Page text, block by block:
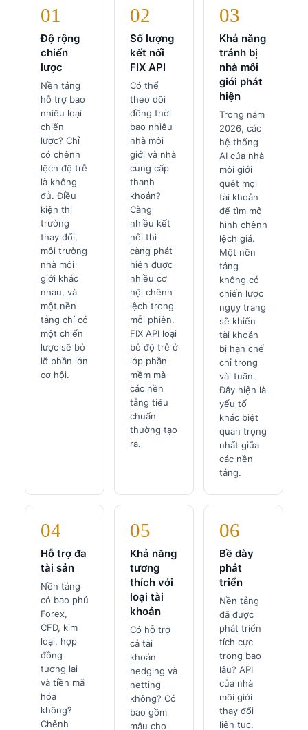
01
Độ rộng
chiến
lược
Nền tảng
hỗ trợ bao
nhiêu loại
chiến
lược? Chỉ
có chênh
lệch độ trễ
là không
đủ. Điều
kiện thị
trường
thay đổi,
môi trường
nhà môi
giới khác
nhau, và
một nền
tảng chỉ có
một chiến
lược sẽ bỏ
lỡ phần lớn
cơ hội.
02
Số lượng
kết nối
FIX API
Có thể
theo dõi
đồng thời
bao nhiêu
nhà môi
giới và nhà
cung cấp
thanh
khoản?
Càng
nhiều kết
nối thì
càng phát
hiện được
nhiều cơ
hội chênh
lệch trong
mỗi phiên.
FIX API loại
bỏ độ trễ ở
lớp phần
mềm mà
các nền
tảng tiêu
chuẩn
thường tạo
ra.
03
Khả năng
tránh bị
nhà môi
giới phát
hiện
Trong năm
2026, các
hệ thống
AI của nhà
môi giới
quét mọi
tài khoản
để tìm mô
hình chênh
lệch giá.
Một nền
tảng
không có
chiến lược
ngụy trang
sẽ khiến
tài khoản
bị hạn chế
chỉ trong
vài tuần.
Đây hiện là
yếu tố
khác biệt
quan trọng
nhất giữa
các nền
tảng.
04
Hỗ trợ đa
tài sản
Nền tảng
có bao phủ
Forex,
CFD, kim
loại, hợp
đồng
tương lai
và tiền mã
hóa
không?
Chênh
05
Khả năng
tương
thích với
loại tài
khoản
Có hỗ trợ
cả tài
khoản
hedging và
netting
không? Có
bao gồm
mẫu cho
06
Bề dày
phát
triển
Nền tảng
đã được
phát triển
tích cực
trong bao
lâu? API
của nhà
môi giới
thay đổi
liên tục.